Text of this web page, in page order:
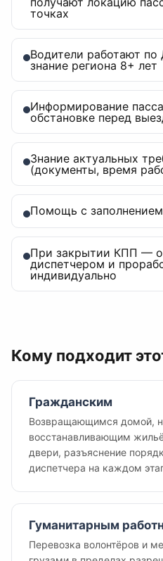
точках
Водители работают
знание региона 8+ лет
Информирование
обстановке перед
Знание актуальных
(документы, время
Помощь с
При закрытии КПП —
диспетчером и
индивидуально
Кому подходит
Гражданским
Возвращающимся домой,
восстанавливающим
двери, разъяснение
диспетчера на каждом
Гуманитарным
Перевозка волонтёров и